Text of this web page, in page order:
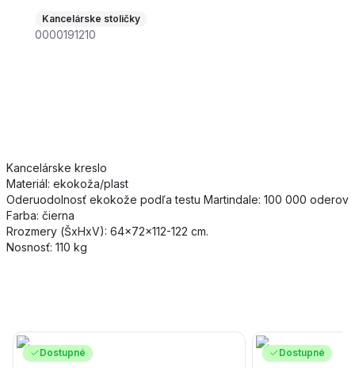
Kancelárske stoličky
0000191210
Kancelárske kreslo
Materiál: ekokoža/plast
Oderuodolnosť ekokože podľa testu Martindale: 100 000 oderov
Farba: čierna
Rrozmery (ŠxHxV): 64x72x112-122 cm.
Nosnosť: 110 kg
Dostupné Dostupné